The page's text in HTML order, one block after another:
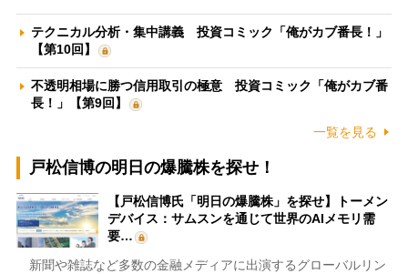
テクニカル分析・集中講義 投資コミック「俺がカブ番長！」
【第10回】
不透明相場に勝つ信用取引の極意 投資コミック「俺がカブ番
長！」【第9回】
一覧を見る
戸松信博の明日の爆騰株を探せ！
【戸松信博氏「明日の爆騰株」を探せ】トーメン
デバイス：サムスンを通じて世界のAIメモリ需
要…
新聞や雑誌など多数の金融メディアに出演するグローバルリン